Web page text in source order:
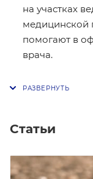
на участках
медицинской
помогают в
врача.
Статьи